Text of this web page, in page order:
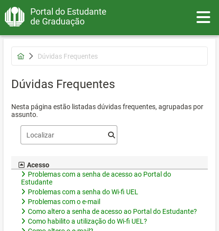
Portal do Estudante
de Graduação
Dúvidas Frequentes
Dúvidas Frequentes
Nesta página estão listadas dúvidas frequentes, agrupadas por
assunto.
Acesso
Problemas com a senha de acesso ao Portal do
Estudante
Problemas com a senha do Wi-fi UEL
Problemas com o e-mail
Como altero a senha de acesso ao Portal do Estudante?
Como habilito a utilização do Wi-fi UEL?